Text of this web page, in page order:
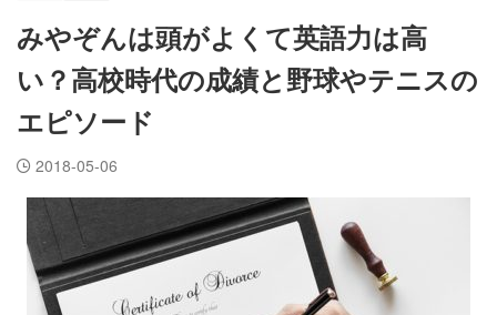
みやぞんは頭がよくて英語力は高
い？高校時代の成績と野球やテニスの
エピソード
2018-05-06